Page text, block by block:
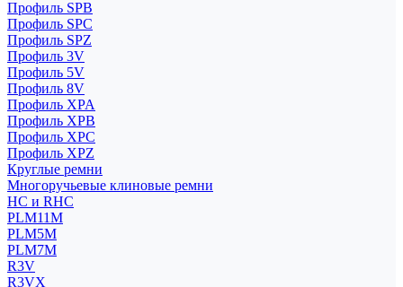
Профиль SPB
Профиль SPC
Профиль SPZ
Профиль 3V
Профиль 5V
Профиль 8V
Профиль XPA
Профиль XPB
Профиль XPC
Профиль XPZ
Круглые ремни
Многоручьевые клиновые ремни
HC и RHC
PLM11M
PLM5M
PLM7M
R3V
R3VX